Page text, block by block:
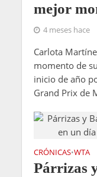
mejor
4 meses hace
Carlota
momento de
inicio de año
Grand Prix de
CRÓNICAS•WTA
Párrizas